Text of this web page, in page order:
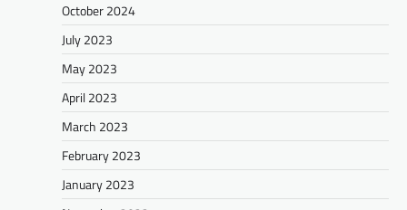
October 2024
July 2023
May 2023
April 2023
March 2023
February 2023
January 2023